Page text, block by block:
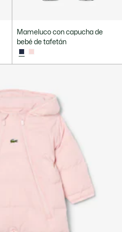
Mameluco con capucha de
bebé de tafetán